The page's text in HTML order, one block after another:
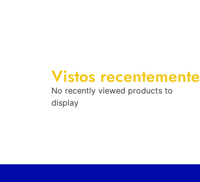
Vistos recentemente
No recently viewed products to
display